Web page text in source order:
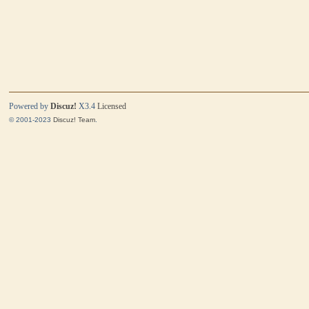
Powered byDiscuz! X3.4 Licensed
© 2001-2023Discuz! Team